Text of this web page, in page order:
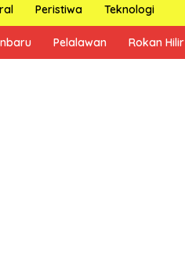
Peristiwa Teknologi
Pelalawan Rokan Hilir